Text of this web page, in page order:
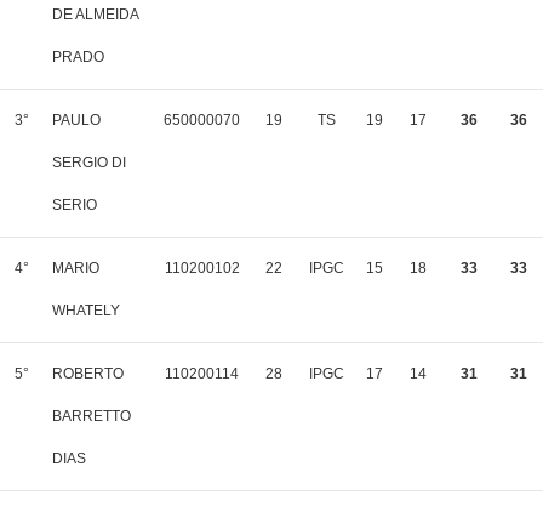
DE ALMEIDA
PRADO
3° PAULO
SERGIO DI
SERIO
650000070 19 TS 19 17 36 36
4° MARIO
WHATELY
110200102 22 IPGC 15 18 33 33
5° ROBERTO
BARRETTO
DIAS
110200114 28 IPGC 17 14 31 31